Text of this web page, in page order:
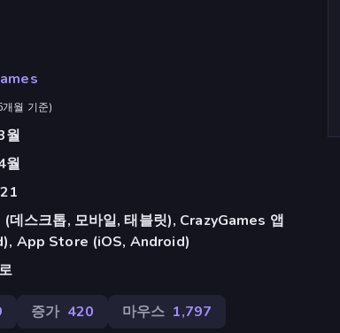
개월 기준)
월
월
(데스크톱, 모바일, 태블릿), CrazyGames 앱
App Store (iOS, Android)
증가 420 마우스 1,797